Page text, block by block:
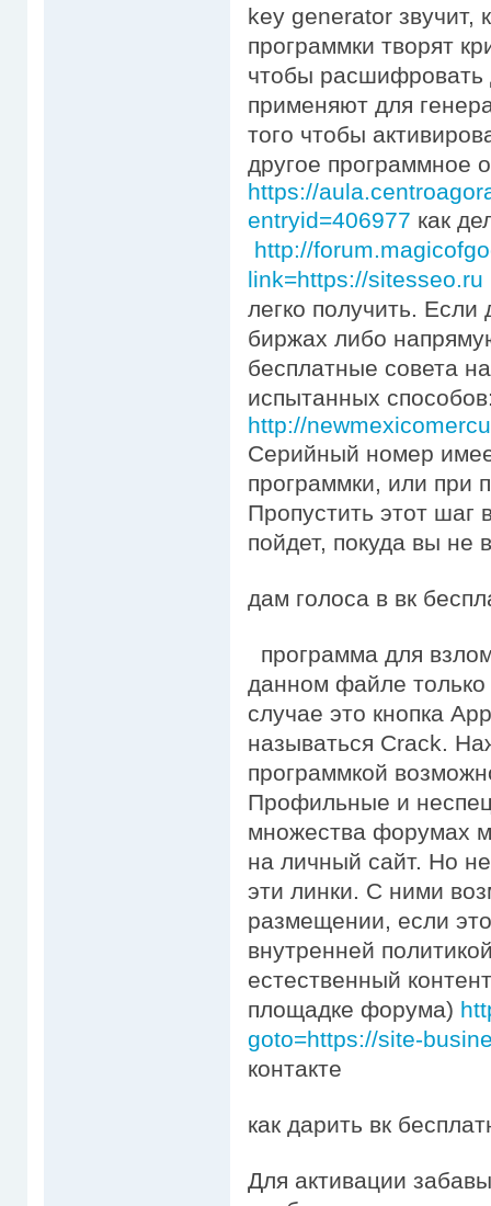
key generator звучит,
программки творят
чтобы расшифровать
применяют для
того чтобы
другое программное
https://
entryid=406977 как
http://
link=https://sitesseo.ru
легко получить.
биржах либо
бесплатные совета
испытанных
http://
Серийный номер
программки, или при
Пропустить этот
пойдет, покуда вы не
дам голоса в вк
программа для
данном файле
случае это кнопка
называться Crack.
программкой
Профильные и
множества форумах
на личный сайт. Но
эти линки. С ними
размещении, если
внутренней
естественный
площадке форума)
goto=https://site-
контакте
как дарить вк
Для активации